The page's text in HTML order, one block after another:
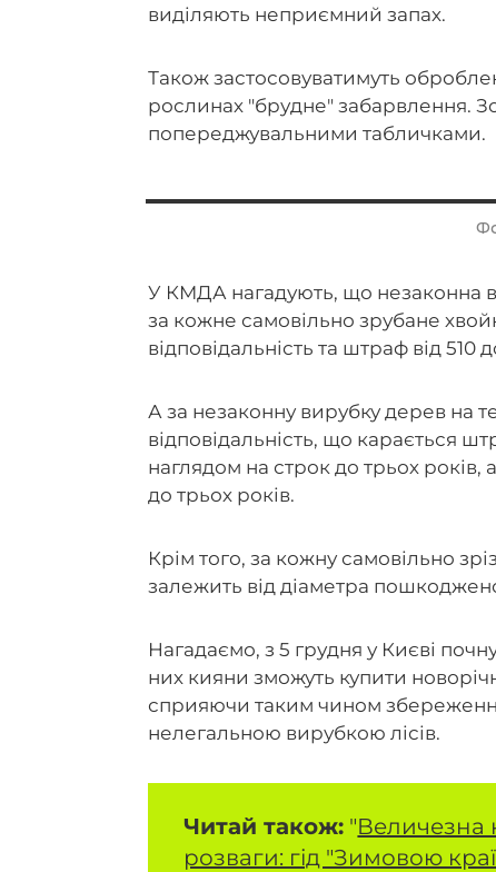
виділяють неприємний запах.
Також застосовуватимуть
рослинах "брудне" забарвлення.
попереджувальними табличками.
У КМДА нагадують, що незаконна
за кожне самовільно зрубане
відповідальність та штраф від 510
А за незаконну вирубку дерев на
відповідальність, що карається
наглядом на строк до трьох
до трьох років.
Крім того, за кожну самовільно
залежить від діаметра
Нагадаємо, з 5 грудня у Києві
них кияни зможуть купити
сприяючи таким чином
нелегальною вирубкою лісів.
Читай також: "Величезна
розваги: гід "Зимовою